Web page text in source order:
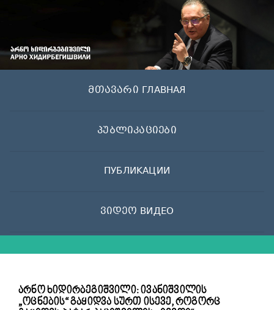
მთავარი ГЛАВНАЯ
პუბლიკაციები
ПУБЛИКАЦИИ
ვიდეო ВИДЕО
არნო ხიდირბეგიშვილი: ივანიშვილის
„ოცნების“ გაყიდვა სურთ ისევე, როგორც